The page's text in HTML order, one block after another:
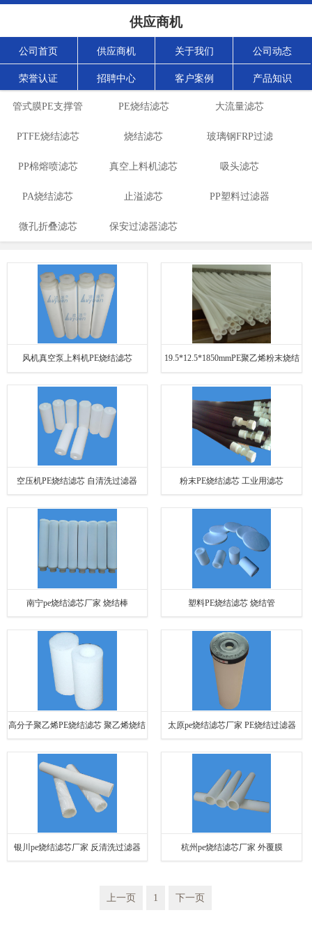
供应商机
公司首页 供应商机 关于我们 公司动态
荣誉认证 招聘中心 客户案例 产品知识
管式膜PE支撑管 PE烧结滤芯 大流量滤芯
PTFE烧结滤芯 烧结滤芯 玻璃钢FRP过滤
器
PP棉熔喷滤芯 真空上料机滤芯 吸头滤芯
PA烧结滤芯 止溢滤芯 PP塑料过滤器
微孔折叠滤芯 保安过滤器滤芯
风机真空泵上料机PE烧结滤芯 19.5*12.5*1850mmPE聚乙烯粉末烧结
膜管滤芯
空压机PE烧结滤芯 自清洗过滤器 粉末PE烧结滤芯 工业用滤芯
南宁pe烧结滤芯厂家 烧结棒 塑料PE烧结滤芯 烧结管
高分子聚乙烯PE烧结滤芯 聚乙烯烧结
滤芯
太原pe烧结滤芯厂家 PE烧结过滤器
银川pe烧结滤芯厂家 反清洗过滤器 杭州pe烧结滤芯厂家 外覆膜
上一页 1 下一页